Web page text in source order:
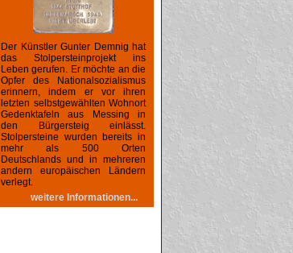
Der Künstler Gunter Demnig hat
das Stolpersteinprojekt ins
Leben gerufen. Er möchte an die
Opfer des Nationalsozialismus
erinnern, indem er vor ihren
letzten selbstgewählten Wohnort
Gedenktafeln aus Messing in
den Bürgersteig einlässt.
Stolpersteine wurden bereits in
mehr als 500 Orten
Deutschlands und in mehreren
andern europäischen Ländern
verlegt.
weitere Informationen...